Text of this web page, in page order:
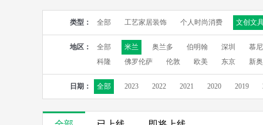
类型： 全部 工艺家居装饰 个人时尚消费 文创文
地区： 全部 米兰 奥兰多 伯明翰 深圳 慕
科隆
佛罗伦萨 伦敦 欧美 东京 新
日期： 全部 2023 2022 2021 2020 2019